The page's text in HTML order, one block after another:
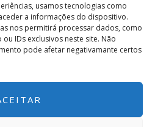
usamos tecnologias como
a informações do dispositivo.
nos permitirá processar dados, como
IDs exclusivos neste site. Não
pode afetar negativamante certos